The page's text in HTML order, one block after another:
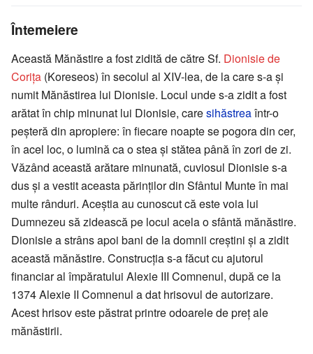
Întemeiere
Această Mănăstire a fost zidită de către Sf. Dionisie de
Coriţa (Koreseos) în secolul al XIV-lea, de la care s-a şi
numit Mănăstirea lui Dionisie. Locul unde s-a zidit a fost
arătat în chip minunat lui Dionisie, caresihăstreaîntr-o
peşteră din apropiere: în fiecare noapte se pogora din cer,
în acel loc, o lumină ca o stea şi stătea până în zori de zi.
Văzând această arătare minunată, cuviosul Dionisie s-a
dus şi a vestit aceasta părinţilor din Sfântul Munte în mai
multe rânduri. Aceştia au cunoscut că este voia lui
Dumnezeu să zidească pe locul acela o sfântă mănăstire.
Dionisie a strâns apoi bani de la domnii creştini şi a zidit
această mănăstire. Construcţia s-a făcut cu ajutorul
financiar al împăratului Alexie III Comnenul, după ce la
1374 Alexie II Comnenul a dat hrisovul de autorizare.
Acest hrisov este păstrat printre odoarele de preţ ale
mănăstirii.